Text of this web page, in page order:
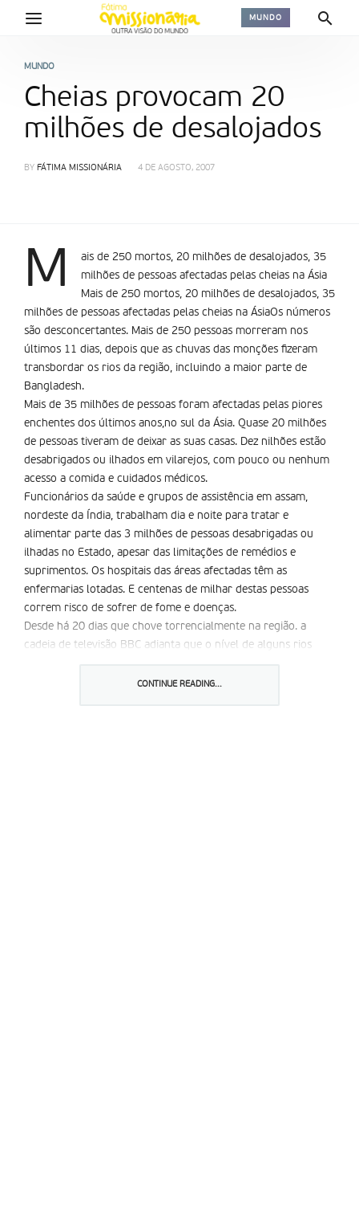
MUNDO
MUNDO
Cheias provocam 20
milhões de desalojados
BY FÁTIMA MISSIONÁRIA 4 DE AGOSTO, 2007
M
ais de 250 mortos, 20 milhões de desalojados, 35
milhões de pessoas afectadas pelas cheias na Ásia
Mais de 250 mortos, 20 milhões de desalojados, 35
milhões de pessoas afectadas pelas cheias na ÁsiaOs números
são desconcertantes. Mais de 250 pessoas morreram nos
últimos 11 dias, depois que as chuvas das monções fizeram
transbordar os rios da região, incluindo a maior parte de
Bangladesh.
Mais de 35 milhões de pessoas foram afectadas pelas piores
enchentes dos últimos anos,no sul da Ásia. Quase 20 milhões
de pessoas tiveram de deixar as suas casas. Dez nilhões estão
desabrigados ou ilhados em vilarejos, com pouco ou nenhum
acesso a comida e cuidados médicos.
Funcionários da saúde e grupos de assistência em assam,
nordeste da Índia, trabalham dia e noite para tratar e
alimentar parte das 3 milhões de pessoas desabrigadas ou
ilhadas no Estado, apesar das limitações de remédios e
suprimentos. Os hospitais das áreas afectadas têm as
enfermarias lotadas. E centenas de milhar destas pessoas
correm risco de sofrer de fome e doenças.
Desde há 20 dias que chove torrencialmente na região. a
cadeia de televisão BBC adianta que o nível de alguns rios
Unidas afirma que a escala do desastre representa um desafio
CONTINUE READING...